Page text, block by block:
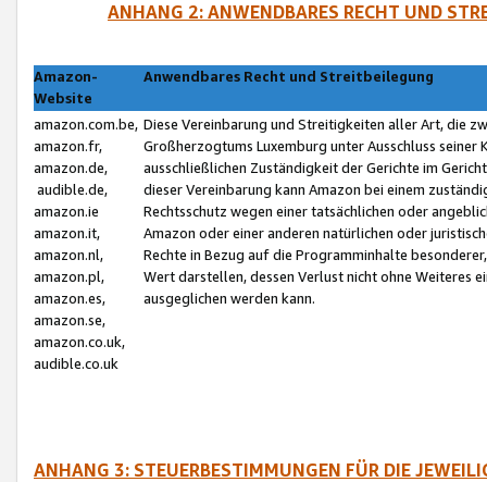
ANHANG 2: ANWENDBARES RECHT UND
Amazon-
Website
Anwendbares Recht und Streitbeilegung
amazon.com.be,
amazon.fr,
amazon.de,
audible.de,
amazon.ie
amazon.it,
amazon.nl,
amazon.pl,
amazon.es,
amazon.se,
amazon.co.uk,
audible.co.uk
Diese Vereinbarung und Streitigkeiten aller Art, die
Großherzogtums Luxemburg unter Ausschluss
ausschließlichen Zuständigkeit der Gerichte im
dieser Vereinbarung kann Amazon bei einem
Rechtsschutz wegen einer tatsächlichen oder
Amazon oder einer anderen natürlichen oder
Rechte in Bezug auf die Programminhalte
Wert darstellen, dessen Verlust nicht ohne Weiteres
ausgeglichen werden kann.
ANHANG 3: STEUERBESTIMMUNGEN FÜR DIE